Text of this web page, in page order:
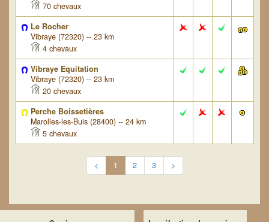
70 chevaux
Le Rocher
Vibraye (72320) -- 23 km
4 chevaux
Vibraye Equitation
Vibraye (72320) -- 23 km
20 chevaux
Perche Boissetières
Marolles-les-Buis (28400) -- 24 km
5 chevaux
< 1 2 3 >